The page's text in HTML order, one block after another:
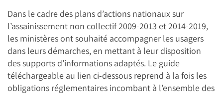
Dans le cadre des plans d’actions nationaux sur
l’assainissement non collectif 2009-2013 et 2014-2019,
les ministères ont souhaité accompagner les usagers
dans leurs démarches, en mettant à leur disposition
des supports d’informations adaptés. Le guide
téléchargeable au lien ci-dessous reprend à la fois les
obligations réglementaires incombant à l’ensemble des